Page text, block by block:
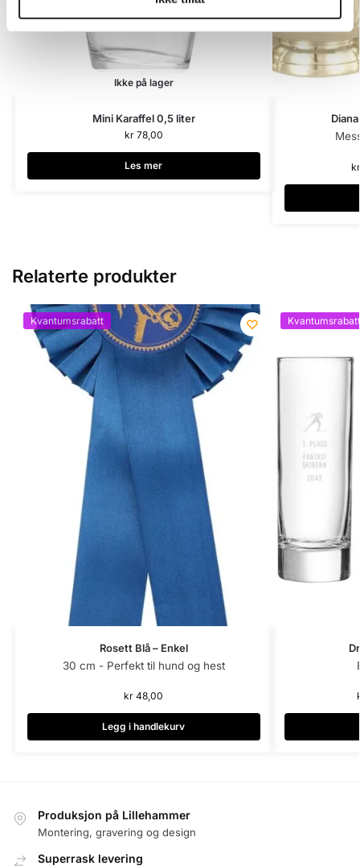
Ikke på lager
Mini Karaffel 0,5 liter
kr78,00
Les mer
Relaterte produkter
Kvantumsrabatt
Rosett Blå – Enkel
30 cm - Perfekt til hund og hest
kr 48,00
Legg i handlekurv
Kvantumsrabatt
Produksjon på Lillehammer
Montering, gravering og design
Superrask levering